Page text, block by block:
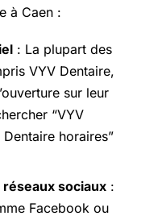
à Caen :
: La plupart des
VYV Dentaire,
sur leur
“VYV
horaires”
sociaux :
Facebook ou